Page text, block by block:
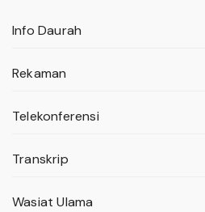
Info Daurah
Rekaman
Telekonferensi
Transkrip
Wasiat Ulama